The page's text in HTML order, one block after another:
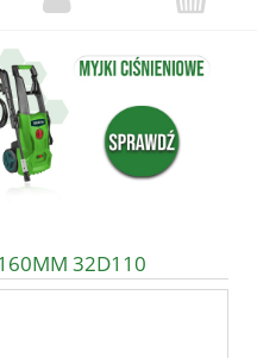
160MM 32D110